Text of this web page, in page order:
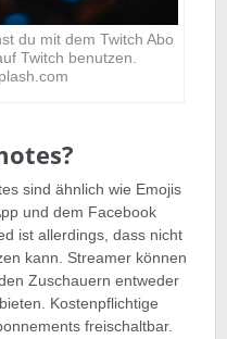
du mit dem Twitch Abo
Twitch benutzen.
sind ähnlich wie Emojis
und dem Facebook
ist allerdings, dass nicht
kann. Streamer können
Zuschauern entweder
Kostenpflichtige
freischaltbar.